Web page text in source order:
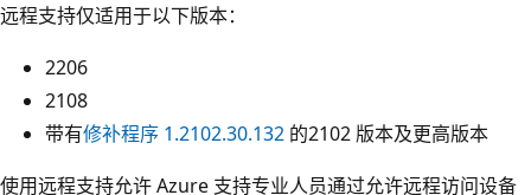
远程支持仅适用于以下版本：
2206
2108
带有修补程序 1.2102.30.132 的2102 版本及更高版本
使用远程支持允许 Azure 支持专业人员通过允许远程访问设备